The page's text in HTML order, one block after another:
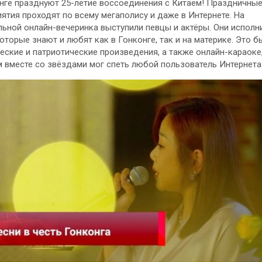
празднуют 25-летие воссоединения с Китаем! Праздничные
проходят по всему мегаполису и даже в Интернете. На
онлайн-вечеринка выступили певцы и актёры. Они
знают и любят как в Гонконге, так и на материке. Это
и патриотические произведения, а также онлайн-
вместе со звёздами мог спеть любой пользователь